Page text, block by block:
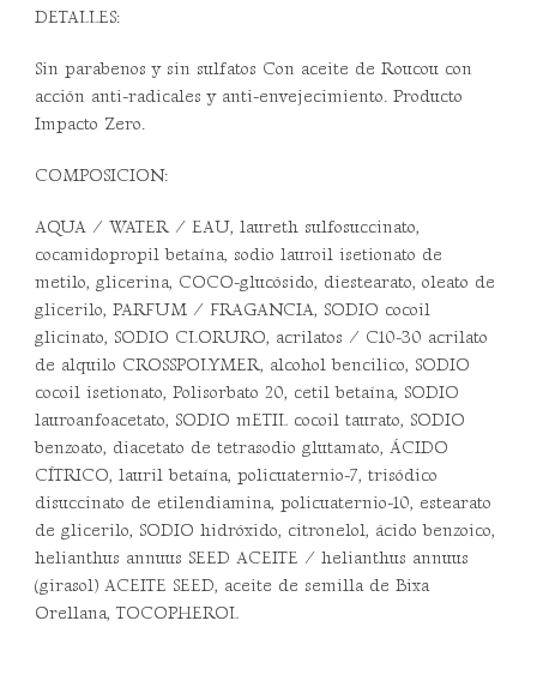
DETALLES:
Sin parabenos y sin sulfatos Con aceite de Roucou con
acción anti-radicales y anti-envejecimiento. Producto
Impacto Zero.
COMPOSICION:
AQUA / WATER / EAU, laureth sulfosuccinato,
cocamidopropil betaína, sodio lauroil isetionato de
metilo, glicerina, COCO-glucósido, diestearato, oleato de
glicerilo, PARFUM / FRAGANCIA, SODIO cocoil
glicinato, SODIO CLORURO, acrilatos / C10-30 acrilato
de alquilo CROSSPOLYMER, alcohol bencilico, SODIO
cocoil isetionato, Polisorbato 20, cetil betaína, SODIO
lauroanfoacetato, SODIO mETIL cocoil taurato, SODIO
benzoato, diacetato de tetrasodio glutamato, ÁCIDO
CÍTRICO, lauril betaína, policuaternio-7, trisódico
disuccinato de etilendiamina, policuaternio-10, estearato
de glicerilo, SODIO hidróxido, citronelol, ácido benzoico,
helianthus annuus SEED ACEITE / helianthus annuus
(girasol) ACEITE SEED, aceite de semilla de Bixa
Orellana, TOCOPHEROL